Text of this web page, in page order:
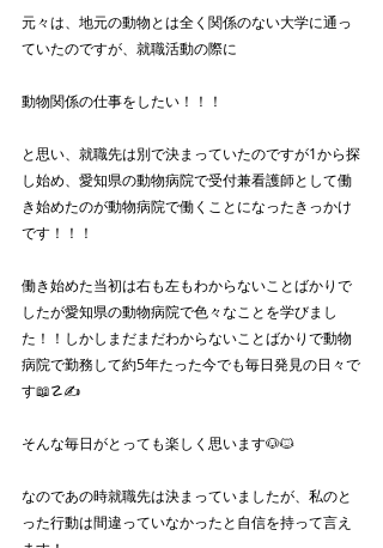
元々は、地元の動物とは全く関係のない大学に通っ
ていたのですが、就職活動の際に
動物関係の仕事をしたい！！！
と思い、就職先は別で決まっていたのですが1から探
し始め、愛知県の動物病院で受付兼看護師として働
き始めたのが動物病院で働くことになったきっかけ
です！！！
働き始めた当初は右も左もわからないことばかりで
したが愛知県の動物病院で色々なことを学びまし
た！！しかしまだまだわからないことばかりで動物
病院で勤務して約5年たった今でも毎日発見の日々で
す📖☡✍️
そんな毎日がとっても楽しく思います🐶🐱
なのであの時就職先は決まっていましたが、私のと
った行動は間違っていなかったと自信を持って言え